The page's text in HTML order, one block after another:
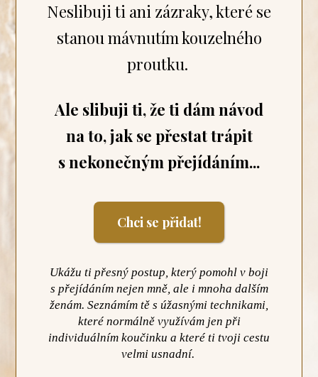
Neslibuji ti ani zázraky, které se
stanou mávnutím kouzelného
proutku.
Ale slibuji ti, že ti dám návod
na to, jak se přestat trápit
s nekonečným přejídáním...
Chci se přidat!
Ukážu ti přesný postup, který pomohl v boji
s přejídáním nejen mně, ale i mnoha dalším
ženám. Seznámím tě s úžasnými technikami,
které normálně využívám jen při
individuálním koučinku a které ti tvoji cestu
velmi usnadní.